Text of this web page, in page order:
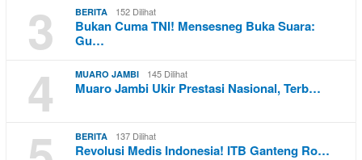
3 BERITA 152 Dilihat
Bukan Cuma TNI! Mensesneg Buka Suara:
Gu…
4 MUARO JAMBI 145 Dilihat
Muaro Jambi Ukir Prestasi Nasional, Terb…
BERITA 137 Dilihat
Revolusi Medis Indonesia! ITB Ganteng Ro…